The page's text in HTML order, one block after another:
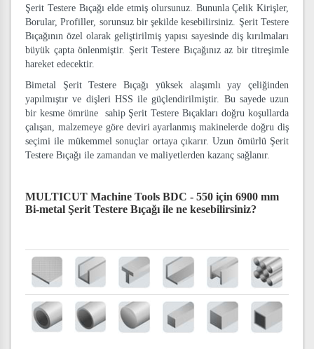
Şerit Testere Bıçağı elde etmiş olursunuz. Bununla Çelik Kirişler,
Borular, Profiller, sorunsuz bir şekilde kesebilirsiniz. Şerit Testere
Bıçağının özel olarak geliştirilmiş yapısı sayesinde diş kırılmaları
büyük çapta önlenmiştir. Şerit Testere Bıçağınız az bir titreşimle
hareket edecektir.
Bimetal Şerit Testere Bıçağı yüksek alaşımlı yay çeliğinden
yapılmıştır ve dişleri HSS ile güçlendirilmiştir. Bu sayede uzun
bir kesme ömrüne sahip Şerit Testere Bıçakları doğru koşullarda
çalışan, malzemeye göre deviri ayarlanmış makinelerde doğru diş
seçimi ile mükemmel sonuçlar ortaya çıkarır. Uzun ömürlü Şerit
Testere Bıçağı ile zamandan ve maliyetlerden kazanç sağlanır.
MULTICUT Machine Tools BDC - 550 için 6900 mm
Bi-metal Şerit Testere Bıçağı ile ne kesebilirsiniz?